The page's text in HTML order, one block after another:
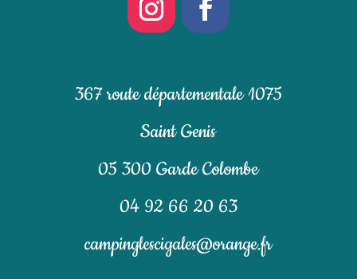
367 route départementale 1075
Saint Genis
05 300 Garde Colombe
04 92 66 20 63
campinglescigales@orange.fr